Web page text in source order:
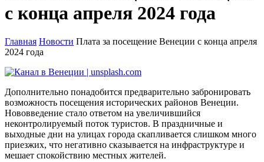
с конца апреля 2024 года
Главная Новости Плата за посещение Венеции с конца апреля
2024 года
Дополнительно понадобится предварительно забронировать
возможность посещения исторических районов Венеции.
Нововведение стало ответом на увеличившийся
неконтролируемый поток туристов. В праздничные и
выходные дни на улицах города скапливается слишком много
приезжих, что негативно сказывается на инфраструктуре и
мешает спокойствию местных жителей.